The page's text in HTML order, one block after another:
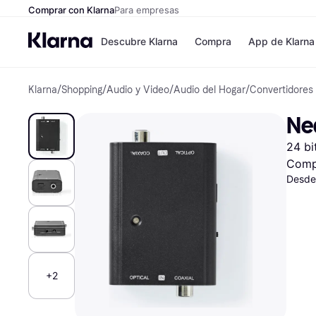
Comprar con KlarnaPara empresas
Descubre Klarna
Formas de
Paga ahora
Paga en 3 plazos
Paga en 30 días
Financiación
Klarna en Apple
Compra
Tiendas
Zalando Prive
JD Sports
App de Klarna
Klarna/Shopping/Audio y Video/Audio del Hogar/Convertidores
+2
24